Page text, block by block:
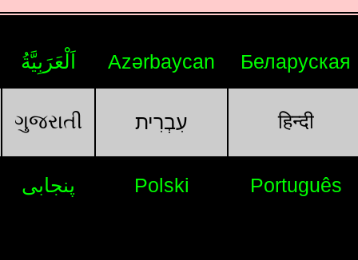
اَلْعَرَبِيَّةُ Azərbaycan Беларуская
ગુજરાતી עִבְרִית हिन्दी
پنجابی Polski Português